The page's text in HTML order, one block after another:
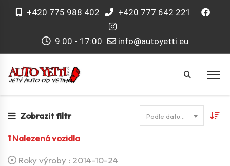
+420 775 988 402 +420 777 642 221
9:00 - 17:00 info@autoyetti.eu
Zobrazit filtr
1Nalezená vozidla
Roky výroby : 2014-10-24